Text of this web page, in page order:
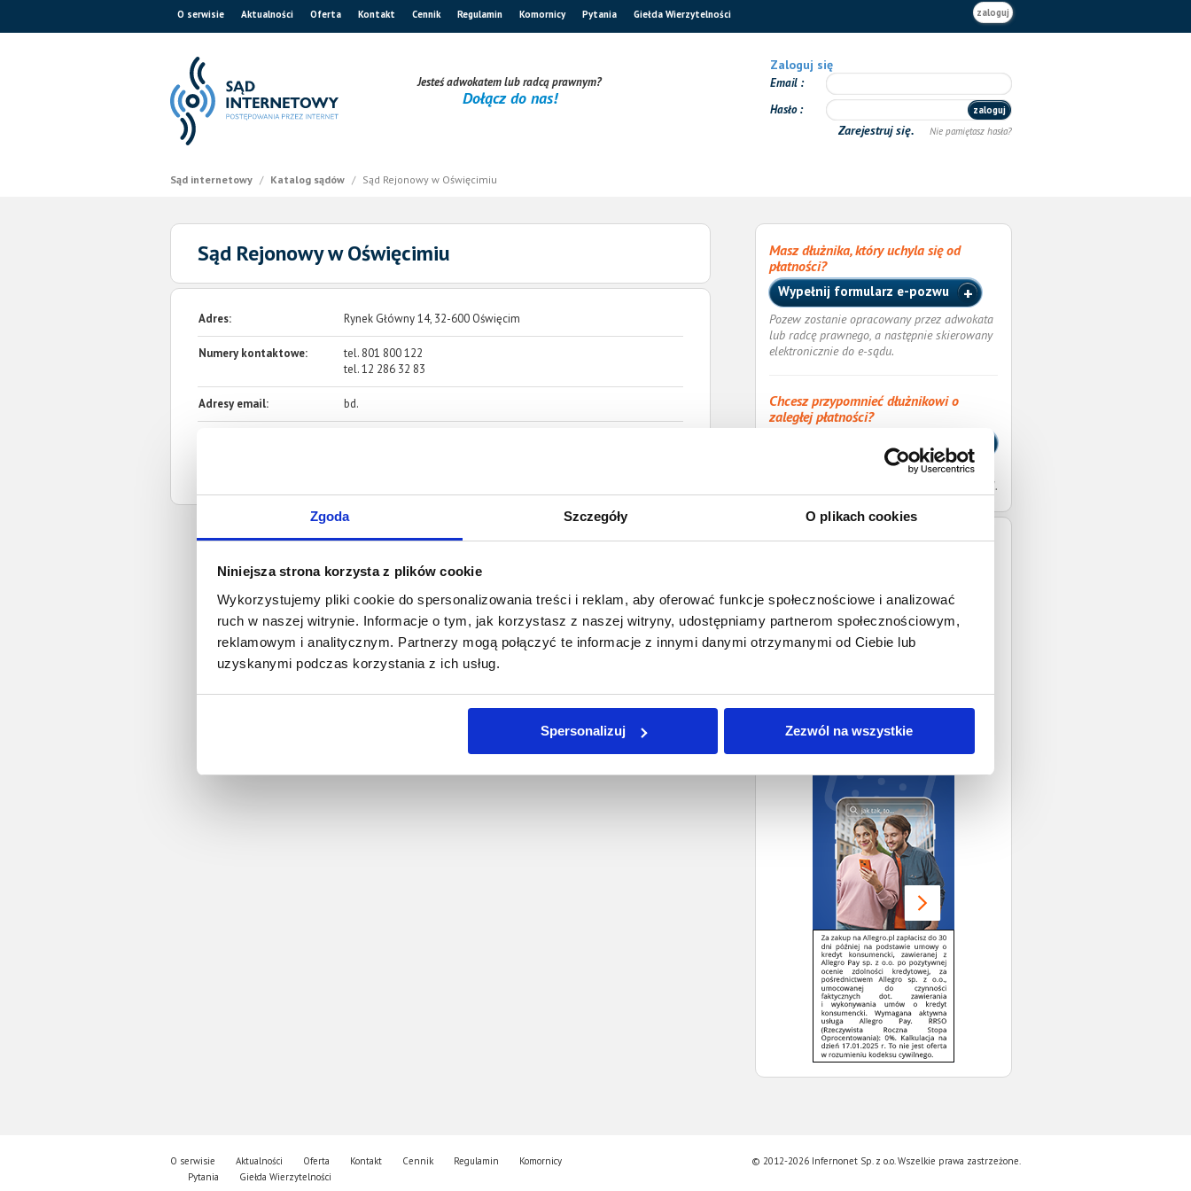
Zgoda Szczegóły O plikach cookies
Niniejsza strona korzysta z plików cookie
Wykorzystujemy pliki cookie do spersonalizowania treści i reklam, aby oferować funkcje społecznościowe i analizować
ruch w naszej witrynie. Informacje o tym, jak korzystasz z naszej witryny, udostępniamy partnerom społecznościowym,
reklamowym i analitycznym. Partnerzy mogą połączyć te informacje z innymi danymi otrzymanymi od Ciebie lub
uzyskanymi podczas korzystania z ich usług.
Spersonalizuj Zezwól na wszystkie
O serwisie Aktualności Oferta Kontakt Cennik Regulamin Komornicy Pytania Giełda Wierzytelności zaloguj
Jesteś adwokatem lub radcą prawnym?
Dołącz do nas!
Zaloguj się
Email
Hasło
zaloguj
Zarejestruj się. Nie pamiętasz hasła?
Sąd internetowy / Katalog sądów / Sąd Rejonowy w Oświęcimiu
Sąd Rejonowy w Oświęcimiu
Adres: Rynek Główny 14, 32-600 Oświęcim
Numery kontaktowe: tel. 801 800 122
tel.12 286 32 83
Adresy email: bd.
Masz dłużnika, który uchyla się od
płatności?
Wypełnij formularz e-pozwu
Pozew zostanie opracowany przez adwokata
lub radcę prawnego, a następnie skierowany
elektronicznie do e-sądu.
Chcesz przypomnieć dłużnikowi o
zaległej płatności?
Wypełniony druk wezwania do zapłaty
przyślemy nieodpłatnie na Twój adres e-mail.
O serwisie Aktualności Oferta Kontakt Cennik Regulamin
Komornicy
Pytania
Giełda Wierzytelności
© 2012-2026 Infernonet Sp. z o.o. Wszelkie prawa zastrzeżone.